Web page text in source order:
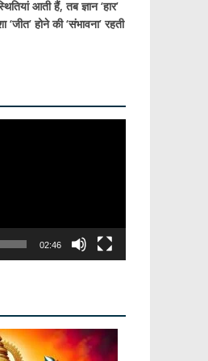
आती हैं,तब ज्ञान ‘हार’
‘जीत’ होने की ‘संभावना’ रहती
02:46